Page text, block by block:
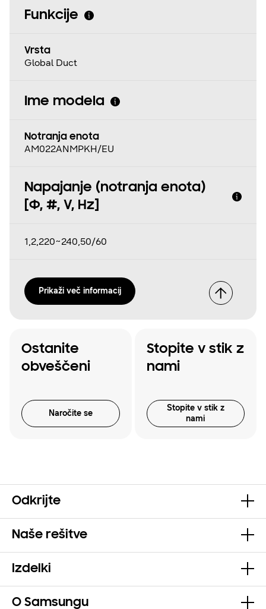
Funkcije
Vrsta
Global Duct
Ime modela
Notranja enota
AM022ANMPKH/EU
Napajanje (notranja enota)
[Φ, #, V, Hz]
1,2,220~240,50/60
Prikaži več informacij
Ostanite
obveščeni
Naročite se
Stopite v stik z
nami
Stopite v stik z
nami
Odkrijte
Naše rešitve
Izdelki
O Samsungu